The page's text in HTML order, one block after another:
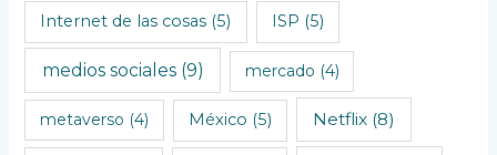
Internet de las cosas (5) ISP (5)
medios sociales(9) mercado (4)
metaverso (4) México (5) Netflix(8)